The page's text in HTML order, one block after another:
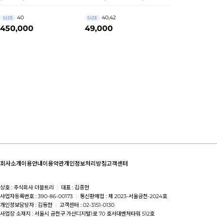
SIZE 40
450,000
SIZE 40,42
49,000
회사소개 이용안내 이용약관개인정보처리방침고객센터
상호 : 주식회사 더블트리 | 대표 : 김종현
사업자등록번호 : 390-86-00173 | 통신판매업 : 제 2023-서울금천-2024호
개인정보담당자 : 김동현 | 고객센터 : 02-3151-0130
사업장 소재지 : 서울시 금천구 가산디지털1로 70 호서대벤처타워 512호